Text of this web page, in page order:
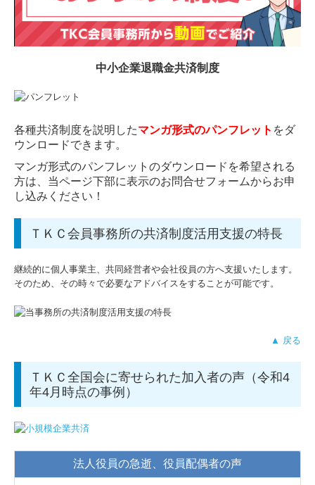
中小企業退職金共済制度
各種共済制度を説明したマンガ形式のパンフレット をダ
ウンロードできます。
マンガ形式のパンフレットのダウンロードを希望される
方は、当ページ下部に表示のお問合せフォームからお申
し込みください！
ＴＫＣ会員事務所の共済制度活用支援の特長
継続的に個人事業主、共同経営者や会社役員の方へ支援いたします。
そのため、その時々で必要なアドバイスをすることが可能です。
▲ 戻る
ＴＫＣ全国会に寄せられた加入者の声（令和4
年4月時点の事例）
法人役員の急逝、役員配偶者の声